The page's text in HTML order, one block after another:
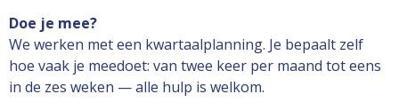
Doe je mee?
We werken met een kwartaalplanning. Je bepaalt zelf
hoe vaak je meedoet: van twee keer per maand tot eens
in de zes weken — alle hulp is welkom.